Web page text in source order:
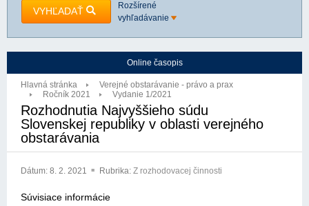
VYHĽADAŤ
Rozšírené
vyhľadávanie
Online časopis
Hlavná stránka
Verejné obstarávanie - právo a prax
Ročník 2021
Vydanie 1/2021
Rozhodnutia Najvyššieho súdu
Slovenskej republiky v oblasti verejného
obstarávania
Dátum: 8. 2. 2021 Rubrika: Z rozhodovacej činnosti
Súvisiace informácie